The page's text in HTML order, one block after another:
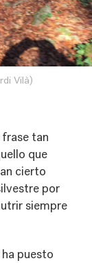
Vilà)
frase tan
que
cierto
por
siempre
puesto